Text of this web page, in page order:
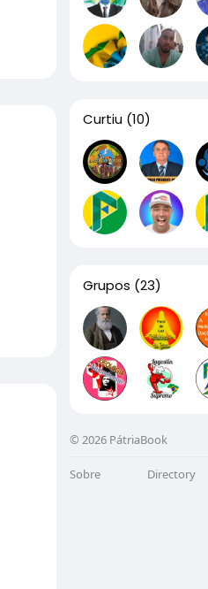
Curtiu (10)
Grupos (23)
© 2026 PátriaBook
Sobre Directory